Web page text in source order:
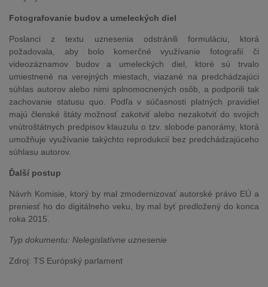
Fotografovanie budov a umeleckých diel
Poslanci z textu uznesenia odstránili formuláciu, ktorá
požadovala, aby bolo komerčné využívanie fotografií či
videozáznamov budov a umeleckých diel, ktoré sú trvalo
umiestnené na verejných miestach, viazané na predchádzajúci
súhlas autorov alebo nimi splnomocnených osôb, a podporili tak
zachovanie statusu quo. Podľa v súčasnosti platných pravidiel
majú členské štáty možnosť zakotviť alebo nezakotviť do svojich
vnútroštátnych predpisov klauzulu o tzv. slobode panorámy, ktorá
umožňuje využívanie takýchto reprodukcií bez predchádzajúceho
súhlasu autorov.
Ďalší postup
Návrh Komisie, ktorý by mal zmodernizovať autorské právo EÚ a
preniesť ho do digitálneho veku, by mal byť predložený do konca
roka 2015.
Typ dokumentu: Nelegislatívne uznesenie
Zdroj: TS Európský parlament